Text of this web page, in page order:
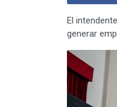
El
generar